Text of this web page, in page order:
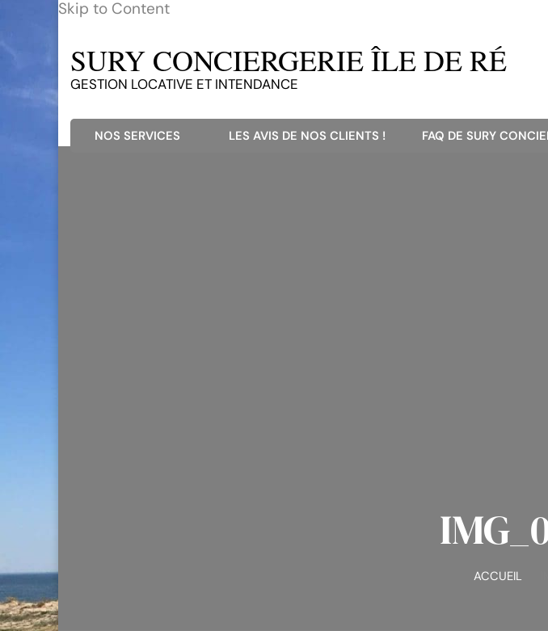
Skip to Content
SURY CONCIERGERIE ÎLE DE RÉ
GESTION LOCATIVE ET INTENDANCE
NOS SERVICES LES AVIS DE NOS CLIENTS ! FAQ DE SURY
ACCUEIL